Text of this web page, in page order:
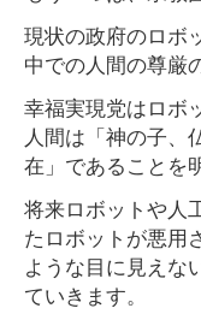
現状の政府のロボ
中での人間の尊厳
幸福実現党はロボ
人間は「神の子、
在」であることを
将来ロボットや人
たロボットが悪用
ような目に見えな
ていきます。